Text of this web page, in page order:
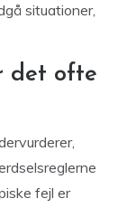
situationer,
det ofte
fejl er